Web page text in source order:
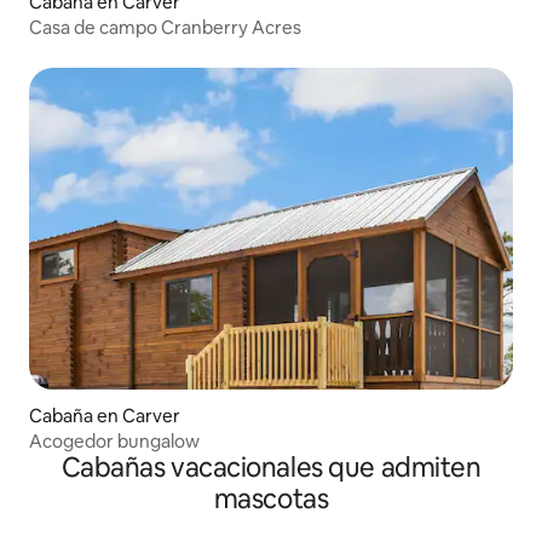
Casa de campo Cranberry Acres
Cabaña en Carver
Acogedor bungalow
Cabañas vacacionales que admiten
mascotas